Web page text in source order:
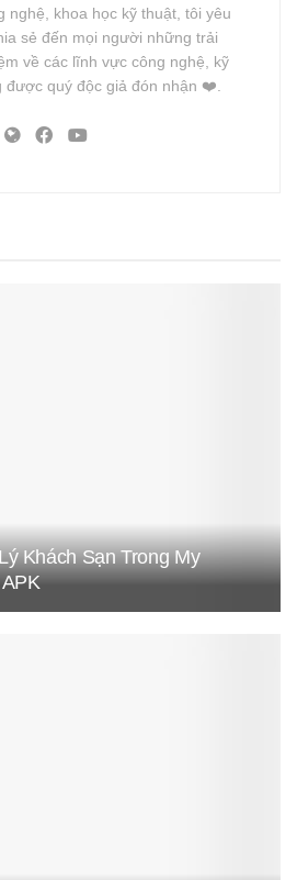
nghệ, khoa học kỹ thuật, tôi yêu
sẻ đến mọi người những trải
về các lĩnh vực công nghệ, kỹ
được quý độc giả đón nhận ❤️.
Khách Sạn Trong My